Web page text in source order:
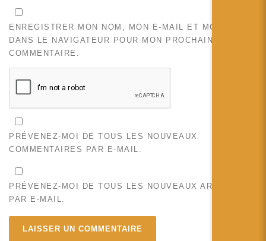
ENREGISTRER MON NOM, MON E-MAIL ET MON SITE
DANS LE NAVIGATEUR POUR MON PROCHAIN
COMMENTAIRE.
PRÉVENEZ-MOI DE TOUS LES NOUVEAUX
COMMENTAIRES PAR E-MAIL.
PRÉVENEZ-MOI DE TOUS LES NOUVEAUX ARTICLES
PAR E-MAIL.